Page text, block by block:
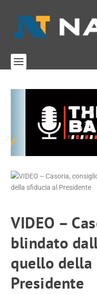
VIDEO –
blindato
quello
Presidente